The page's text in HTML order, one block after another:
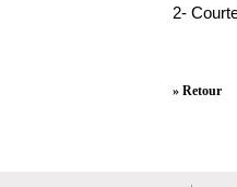
2-
» Retour